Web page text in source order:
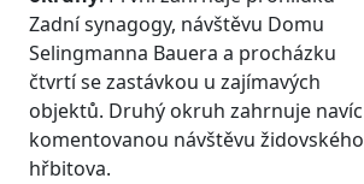
Zadní synagogy, návštěvu Domu
Selingmanna Bauera a procházku
čtvrtí se zastávkou u zajímavých
objektů. Druhý okruh zahrnuje navíc
komentovanou návštěvu židovského
hřbitova.